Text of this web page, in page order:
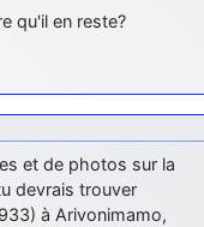
qu'il en reste?
et de photos sur la
devrais trouver
à Arivonimamo,